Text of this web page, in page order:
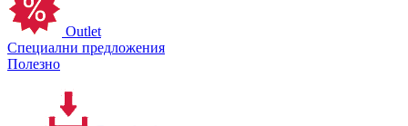
Outlet
Специални предложения
Полезно